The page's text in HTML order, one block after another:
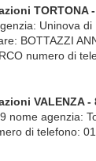
TORTONA
Uninova
BOTTAZZI
numero di
VALENZA -
nome agenzia:
di telefono: